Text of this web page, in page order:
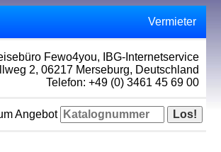
Vermieter
Fewo4you, IBG-Internetservice
2, 06217 Merseburg, Deutschland
Telefon: +49 (0) 3461 45 69 00
Angebot